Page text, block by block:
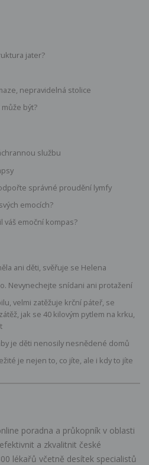
jater?
nepravidelná stolice
být?
službu
správné proudění lymfy
emocích?
váš emoční kompas?
ani děti, svěřuje se Helena
Nevynechejte snídani ani protažení
velmi zatěžuje krční páteř, se
jak se 40 kilovým pytlem na krku,
je děti nenosily nesnědené domů
je nejen to, co jíte, ale i kdy to jíte
poradna a průkopník v oblasti
a zkvalitnit české
lékařů včetně desítek specialistů